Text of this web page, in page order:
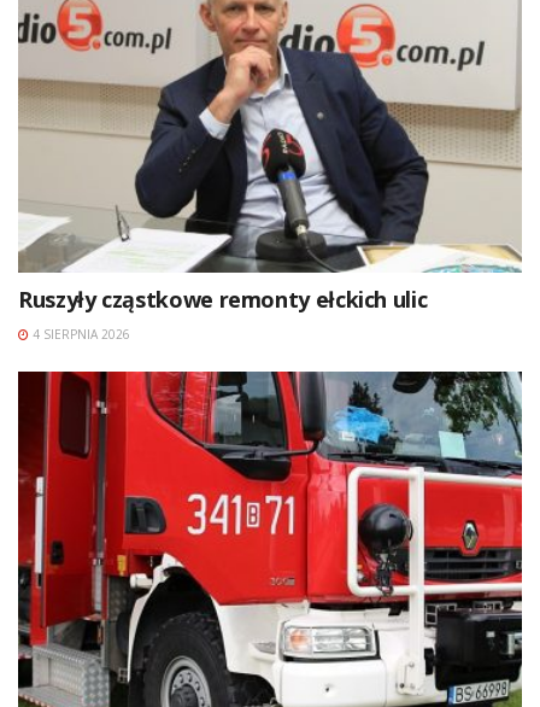
Ruszyły cząstkowe remonty ełckich ulic
4 SIERPNIA 2026